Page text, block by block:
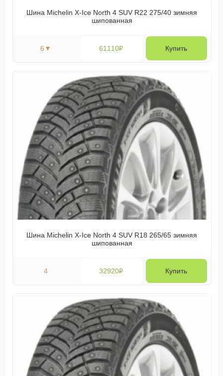
Шина Michelin X-Ice North 4 SUV R22 275/40 зимняя
шипованная
6 ▼ 61110₽ Купить
Шина Michelin X-Ice North 4 SUV R18 265/65 зимняя
шипованная
4 32920₽ Купить